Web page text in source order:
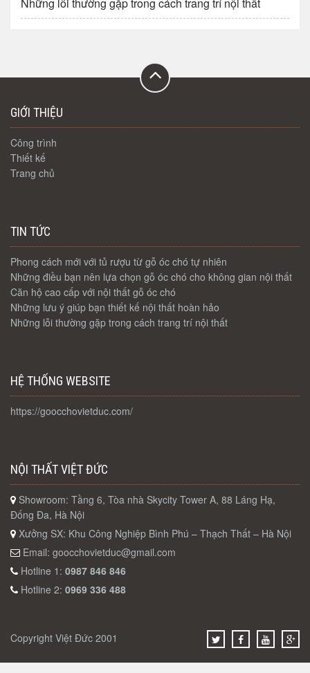
Những lỗi thường gặp trong cách trang trí nội thất
GIỚI THIỆU
Công trình
Thiết kế
Trang chủ
TIN TỨC
Phong cách mới với tủ rượu từ gỗ óc chó tự nhiên
Những điều bạn nên lựa chọn gỗ óc chó cho không gian nội thất
Căn hộ cao cấp với nội thất gỗ óc chó
Những lưu ý giúp bạn thiết kế nội thất hoàn hảo
Những lỗi thường gặp trong cách trang trí nội thất
HỆ THỐNG WEBSITE
https://goocchovietduc.com/
NỘI THẤT VIỆT ĐỨC
Showroom: Tầng 6, Tòa nhà Skycity Tower A, 88 Láng Hạ,
Đống Đa, Hà Nội
Xưởng SX: Khu Công Nghiệp Bình Phú – Thạch Thất – Hà Nội
Email: goocchovietduc@gmail.com
Hotline 1: 0987 846 846
Hotline 2: 0969 336 488
Copyright Việt Đức 2001